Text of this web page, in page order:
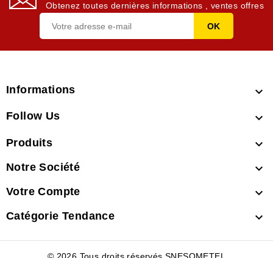
Obtenez toutes dernières informations , ventes offres
Informations 
Follow Us 
Produits 
Notre Société 
Votre Compte 
Catégorie Tendance 